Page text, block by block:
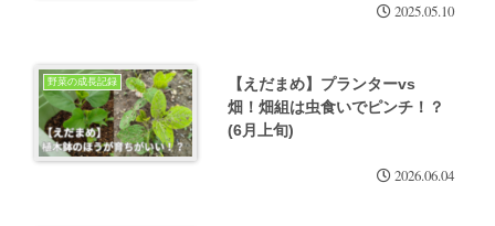
2025.05.10
野菜の成長記録
【えだまめ】プランターvs
畑！畑組は虫食いでピンチ！？
(6月上旬)
2026.06.04